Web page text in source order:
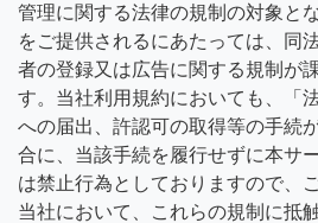
管理に関する法律の規制の対象と
をご提供されるにあたっては、同
者の登録又は広告に関する規制が
す。当社利用規約においても、「
への届出、許認可の取得等の手続
合に、当該手続を履行せずに本サ
は禁止行為としておりますので、
当社において、これらの規制に抵